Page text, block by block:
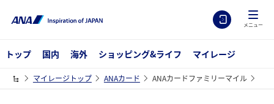
メニュー
トップ 国内 海外 ショッピング&ライフ マイレージ
マイレージトップ ANAカード ANAカードファミリーマイル